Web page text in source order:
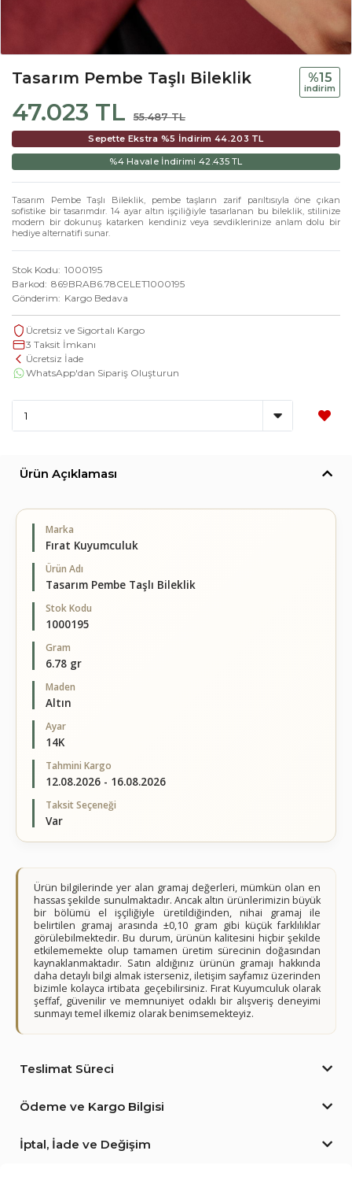
Tasarım Pembe Taşlı Bileklik
47.023 TL 55.487 TL
%15
i̇ndi̇ri̇m
Sepette Ekstra %5 İndirim44.203 TL
%4 Havale İndirimi 42.435 TL
Tasarım Pembe Taşlı Bileklik, pembe taşların zarif parıltısıyla öne çıkan
sofistike bir tasarımdır. 14 ayar altın işçiliğiyle tasarlanan bu bileklik, stilinize
modern bir dokunuş katarken kendiniz veya sevdiklerinize anlam dolu bir
hediye alternatifi sunar.
Stok Kodu 1000195
Barkod 869BRAB6.78CELET1000195
Gönderim
Kargo Bedava
Ücretsiz ve Sigortalı Kargo
3 Taksit İmkanı
Ücretsiz İade
WhatsApp'dan Sipariş Oluşturun
Ürün Açıklaması
Marka
Fırat Kuyumculuk
Ürün Adı
Tasarım Pembe Taşlı Bileklik
Stok Kodu
1000195
Gram
6.78 gr
Maden
Altın
Ayar
14K
Tahmini Kargo
12.08.2026 - 16.08.2026
Taksit Seçeneği
Var
Ürün bilgilerinde yer alan gramaj değerleri, mümkün olan en
hassas şekilde sunulmaktadır. Ancak altın ürünlerimizin büyük
bir bölümü el işçiliğiyle üretildiğinden, nihai gramaj ile
belirtilen gramaj arasında ±0,10 gram gibi küçük farklılıklar
görülebilmektedir. Bu durum, ürünün kalitesini hiçbir şekilde
etkilememekte olup tamamen üretim sürecinin doğasından
kaynaklanmaktadır. Satın aldığınız ürünün gramajı hakkında
daha detaylı bilgi almak isterseniz, iletişim sayfamız üzerinden
bizimle kolayca irtibata geçebilirsiniz. Fırat Kuyumculuk olarak
şeffaf, güvenilir ve memnuniyet odaklı bir alışveriş deneyimi
sunmayı temel ilkemiz olarak benimsemekteyiz.
Teslimat Süreci
Ödeme ve Kargo Bilgisi
İptal, İade ve Değişim